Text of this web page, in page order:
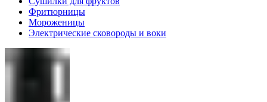
Фритюрницы
Мороженицы
Электрические сковороды и воки